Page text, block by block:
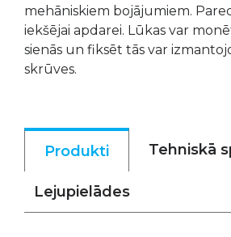
mehāniskiem bojājumiem.
iekšējai apdarei. Lūkas var
sienās un fiksēt tās var
skrūves.
Produkti Tehniskā
Lejupielādes